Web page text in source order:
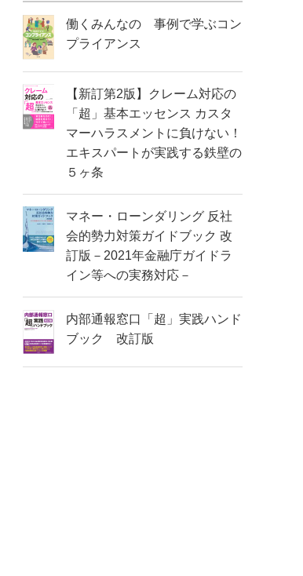
働くみんなの 事例で学ぶコン
プライアンス
【新訂第2版】クレーム対応の
「超」基本エッセンス カスタ
マーハラスメントに負けない！
エキスパートが実践する鉄壁の
５ヶ条
マネー・ローンダリング 反社
会的勢力対策ガイドブック 改
訂版－2021年金融庁ガイドラ
イン等への実務対応－
内部通報窓口「超」実践ハンド
ブック 改訂版